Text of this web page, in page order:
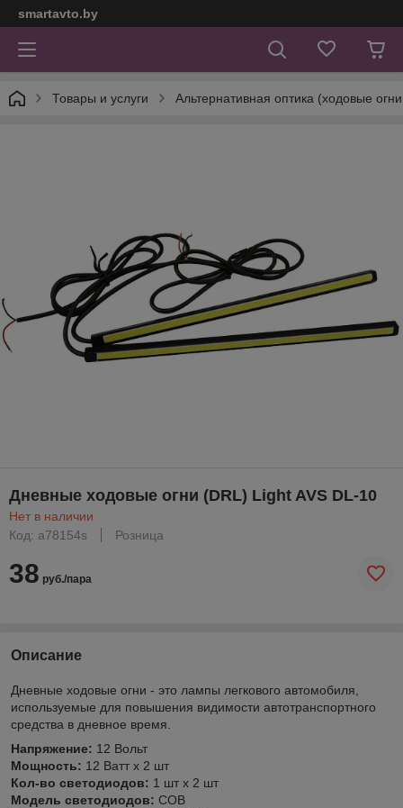
smartavto.by
Товары и услуги Альтернативная оптика (ходовые
Дневные ходовые огни (DRL) Light AVS DL-10
Нет в наличии
Код: a78154s
Розница
38 руб./пара
Описание
Дневные ходовые огни - это лампы легкового автомобиля,
используемые для повышения видимости автотранспортного
средства в дневное время.
Напряжение: 12 Вольт
Мощность: 12 Ватт x 2 шт
Кол-во светодиодов: 1 шт х 2 шт
Модель светодиодов: COB